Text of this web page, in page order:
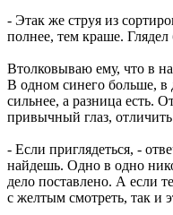
- Этак же струя из
полнее, тем краше.
Втолковываю ему, что в
В одном синего больше, в
сильнее, а разница есть.
привычный глаз,
- Если приглядеться, -
найдешь. Одно в одно
дело поставлено. А если
с желтым смотреть, так и